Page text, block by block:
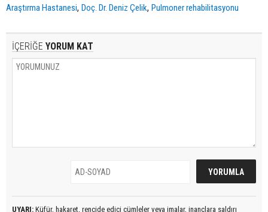
Araştırma Hastanesi, Doç. Dr. Deniz Çelik, Pulmoner rehabilitasyonu
İÇERİĞE YORUM KAT
UYARI: Küfür, hakaret, rencide edici cümleler veya imalar, inançlara saldırı